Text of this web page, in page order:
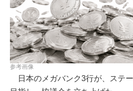
参考画像
日本のメガバンク3行が、ステ